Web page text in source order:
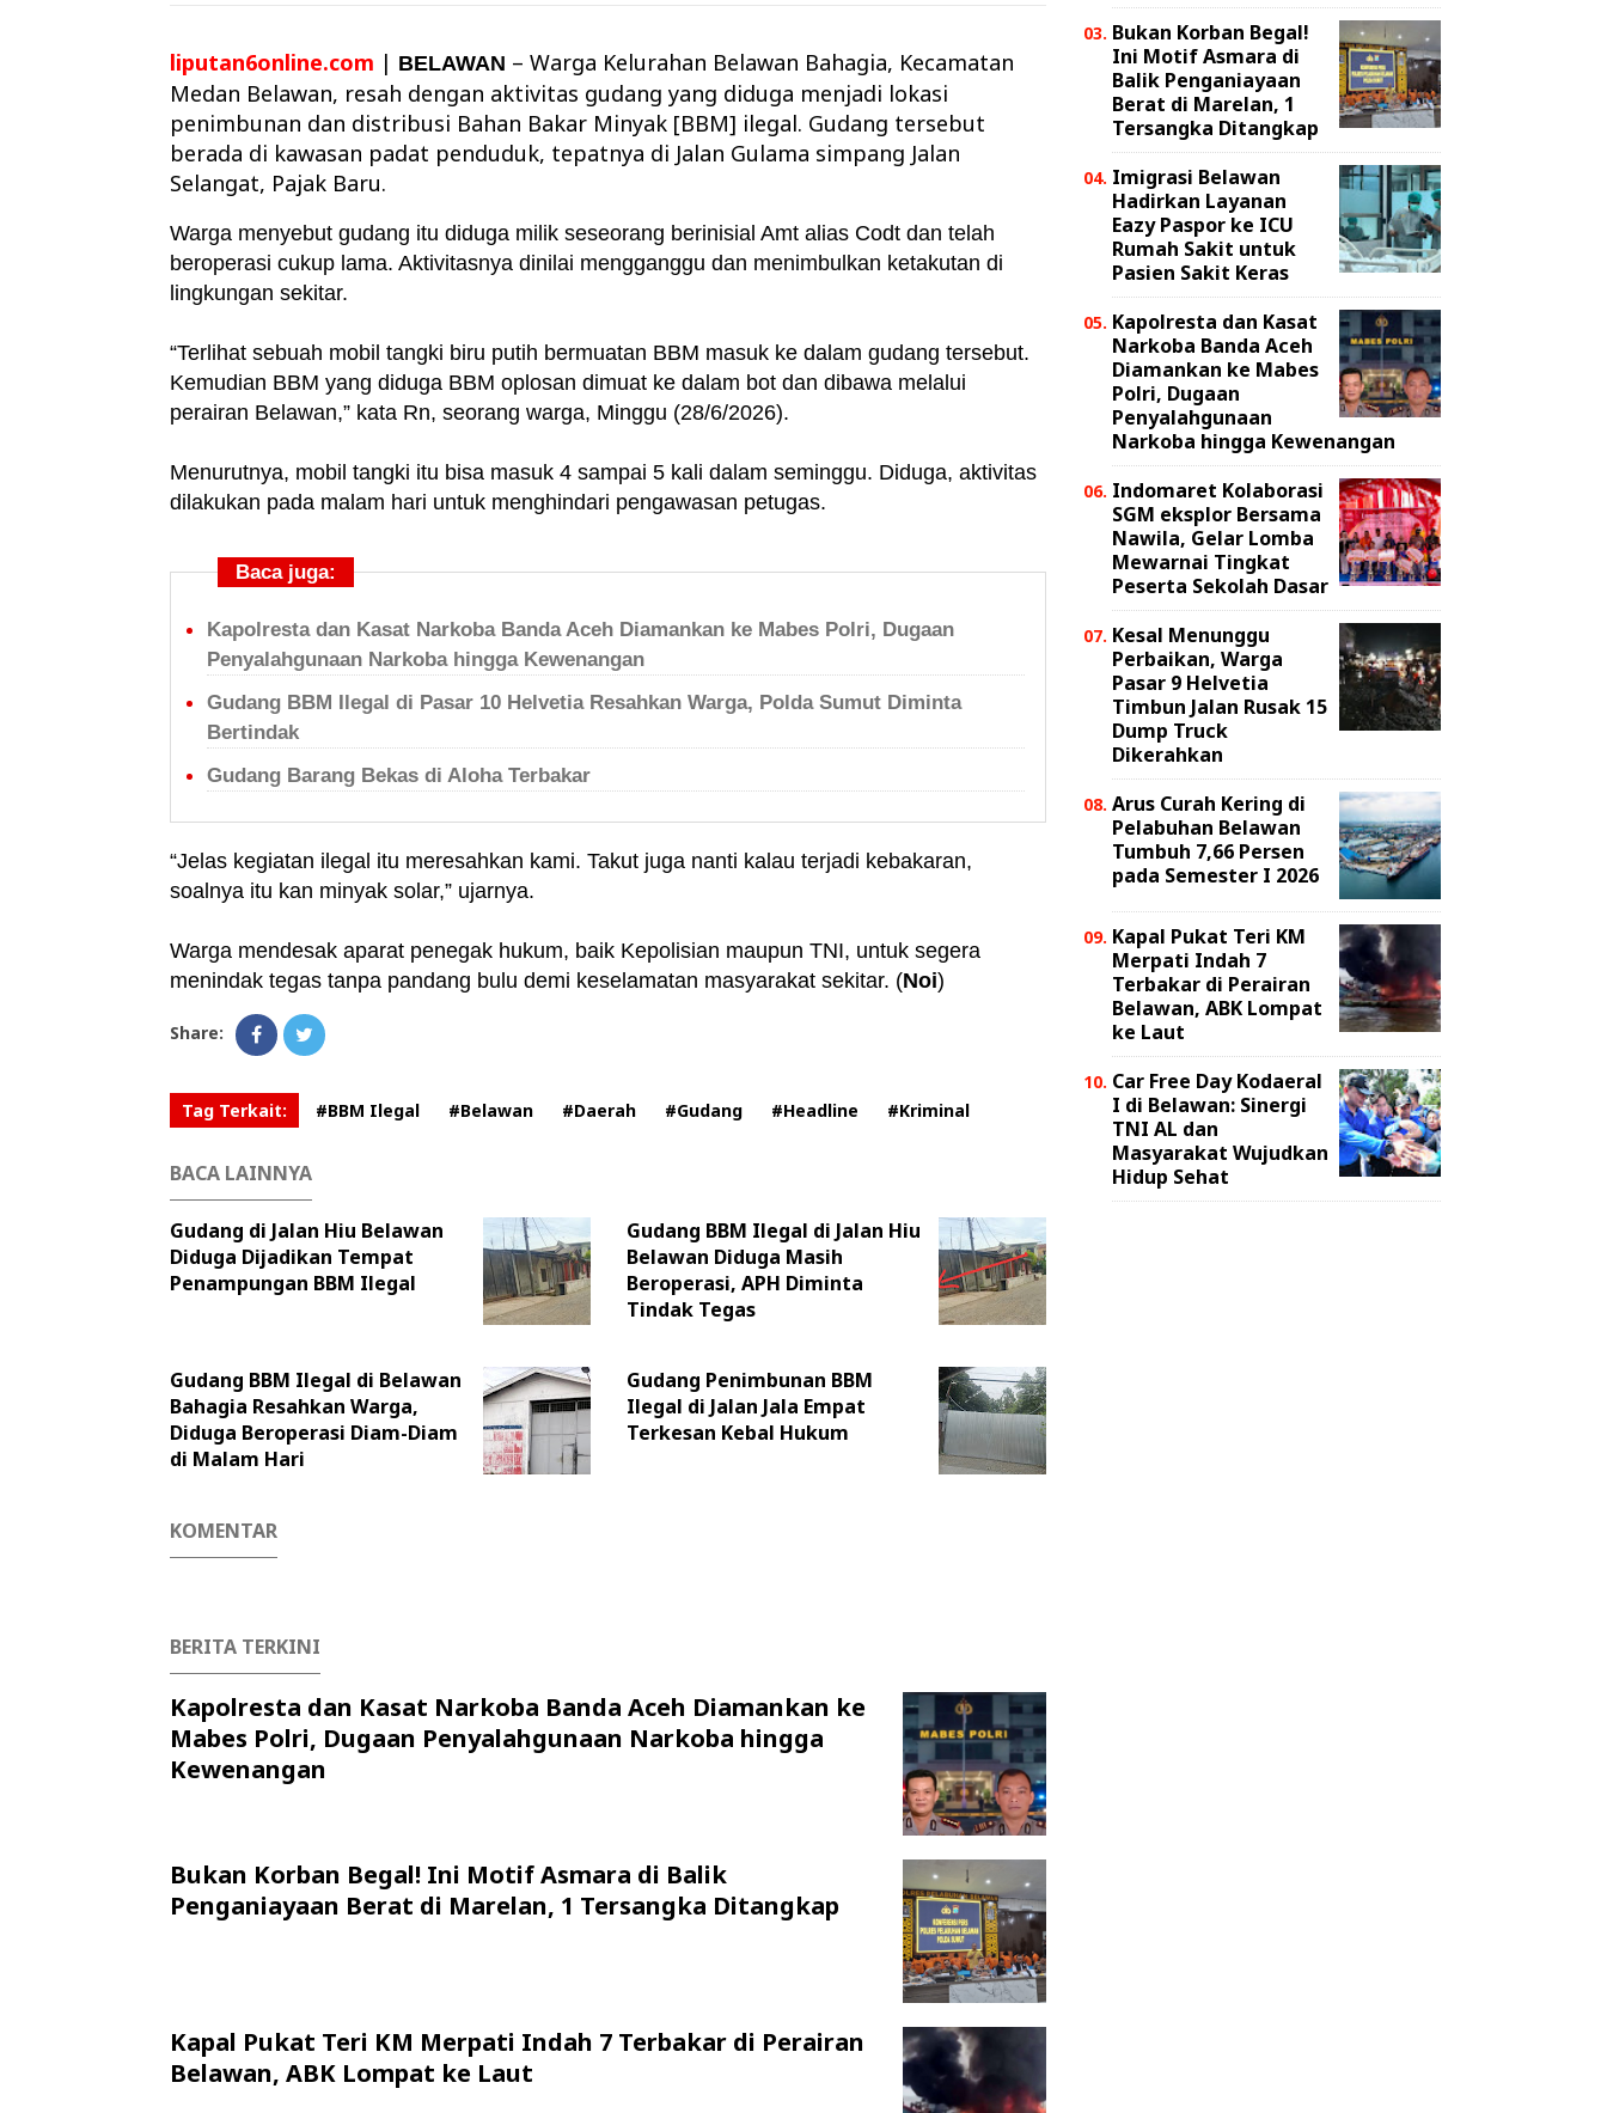
liputan6online.com | BELAWAN – Warga Kelurahan Belawan Bahagia, Kecamatan
Medan Belawan, resah dengan aktivitas gudang yang diduga menjadi lokasi
penimbunan dan distribusi Bahan Bakar Minyak [BBM] ilegal. Gudang tersebut
berada di kawasan padat penduduk, tepatnya di Jalan Gulama simpang Jalan
Selangat, Pajak Baru.
Warga menyebut gudang itu diduga milik seseorang berinisial Amt alias Codt dan telah
beroperasi cukup lama. Aktivitasnya dinilai mengganggu dan menimbulkan ketakutan di
lingkungan sekitar.
“Terlihat sebuah mobil tangki biru putih bermuatan BBM masuk ke dalam gudang tersebut.
Kemudian BBM yang diduga BBM oplosan dimuat ke dalam bot dan dibawa melalui
perairan Belawan,” kata Rn, seorang warga, Minggu (28/6/2026).
Menurutnya, mobil tangki itu bisa masuk 4 sampai 5 kali dalam seminggu. Diduga, aktivitas
dilakukan pada malam hari untuk menghindari pengawasan petugas.
Baca juga:
Kapolresta dan Kasat Narkoba Banda Aceh Diamankan ke Mabes Polri, Dugaan
Penyalahgunaan Narkoba hingga Kewenangan
Gudang BBM Ilegal di Pasar 10 Helvetia Resahkan Warga, Polda Sumut Diminta
Bertindak
Gudang Barang Bekas di Aloha Terbakar
“Jelas kegiatan ilegal itu meresahkan kami. Takut juga nanti kalau terjadi kebakaran,
soalnya itu kan minyak solar,” ujarnya.
Warga mendesak aparat penegak hukum, baik Kepolisian maupun TNI, untuk segera
menindak tegas tanpa pandang bulu demi keselamatan masyarakat sekitar. (Noi)
Share:
Tag Terkait: #BBM Ilegal #Belawan #Daerah #Gudang #Headline #Kriminal
BACA LAINNYA
Gudang di Jalan Hiu Belawan
Diduga Dijadikan Tempat
Penampungan BBM Ilegal
Gudang BBM Ilegal di Jalan Hiu
Belawan Diduga Masih
Beroperasi, APH Diminta
Tindak Tegas
Gudang BBM Ilegal di Belawan
Bahagia Resahkan Warga,
Diduga Beroperasi Diam-Diam
di Malam Hari
Gudang Penimbunan BBM
Ilegal di Jalan Jala Empat
Terkesan Kebal Hukum
KOMENTAR
BERITA TERKINI
Kapolresta dan Kasat Narkoba Banda Aceh Diamankan ke
Mabes Polri, Dugaan Penyalahgunaan Narkoba hingga
Kewenangan
Bukan Korban Begal! Ini Motif Asmara di Balik
Penganiayaan Berat di Marelan, 1 Tersangka Ditangkap
Kapal Pukat Teri KM Merpati Indah 7 Terbakar di Perairan
Belawan, ABK Lompat ke Laut
Bukan Korban Begal!
Ini Motif Asmara di
Balik Penganiayaan
Berat di Marelan, 1
Tersangka Ditangkap
Imigrasi Belawan
Hadirkan Layanan
Eazy Paspor ke ICU
Rumah Sakit untuk
Pasien Sakit Keras
Kapolresta dan Kasat
Narkoba Banda Aceh
Diamankan ke Mabes
Polri, Dugaan
Penyalahgunaan
Narkoba hingga Kewenangan
Indomaret Kolaborasi
SGM eksplor Bersama
Nawila, Gelar Lomba
Mewarnai Tingkat
Peserta Sekolah Dasar
Kesal Menunggu
Perbaikan, Warga
Pasar 9 Helvetia
Timbun Jalan Rusak 15
Dump Truck
Dikerahkan
Arus Curah Kering di
Pelabuhan Belawan
Tumbuh 7,66 Persen
pada Semester I 2026
Kapal Pukat Teri KM
Merpati Indah 7
Terbakar di Perairan
Belawan, ABK Lompat
ke Laut
Car Free Day Kodaeral
I di Belawan: Sinergi
TNI AL dan
Masyarakat Wujudkan
Hidup Sehat